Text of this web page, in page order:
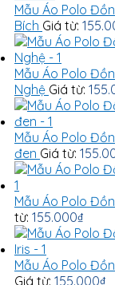
Mẫu Áo Polo
Bích Giá từ:
Mẫu Áo Polo
Nghệ Giá từ:
Mẫu Áo Polo
đen Giá từ:
Mẫu Áo Polo
từ: 155.000₫
Mẫu Áo Polo
Giá từ: 155.000₫